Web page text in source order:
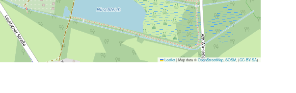
Leaflet|Map data ©OpenStreetMap SOSM , (CC-BY-SA)